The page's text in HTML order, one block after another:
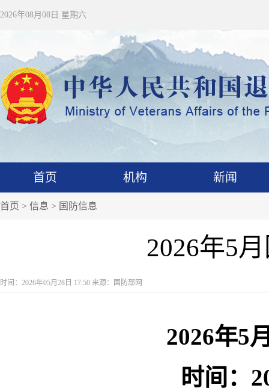
2026年08月08日 星期六
首页 机构 新闻
首页 > 信息 > 国防信息
2026年5
时间：2026年05月28日 17:50 来源：国防部网
2026年5
时间：